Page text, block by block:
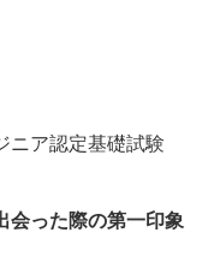
ニア認定基礎試験
った際の第一印象